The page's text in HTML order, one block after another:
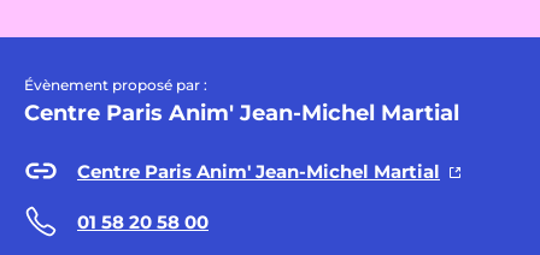
Évènement proposé par :
Centre Paris Anim' Jean-Michel Martial
Centre Paris Anim' Jean-Michel Martial
01 58 20 58 00